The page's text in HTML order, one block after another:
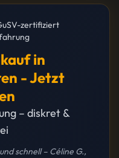
zertifiziert
in
- Jetzt
– diskret &
schnell – Céline G.,